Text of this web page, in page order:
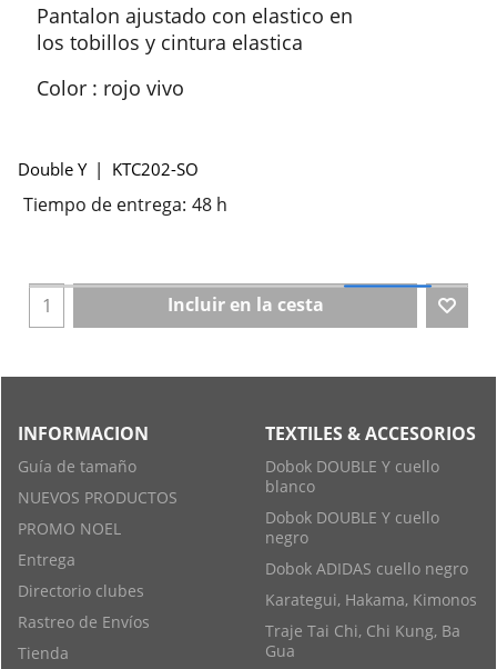
Pantalon ajustado con elastico en
los tobillos y cintura elastica
Color : rojo vivo
Double Y KTC202-SO
Tiempo de entrega: 48 h
Incluir en la cesta
INFORMACION
Guía de tamaño
NUEVOS PRODUCTOS
PROMO NOEL
Entrega
Directorio clubes
Rastreo de Envíos
Tienda
TEXTILES & ACCESORIOS
Dobok DOUBLE Y cuello
blanco
Dobok DOUBLE Y cuello
negro
Dobok ADIDAS cuello negro
Karategui, Hakama, Kimonos
Traje Tai Chi, Chi Kung, Ba
Gua